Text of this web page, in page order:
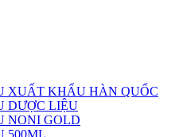
XUẤT KHẨU HÀN QUỐC
DƯỢC LIỆU
NONI GOLD